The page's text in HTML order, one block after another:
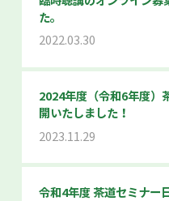
た。
2022.03.30
2024年度（令和6年度）
開いたしました！
2023.11.29
令和4年度 茶道セミナー